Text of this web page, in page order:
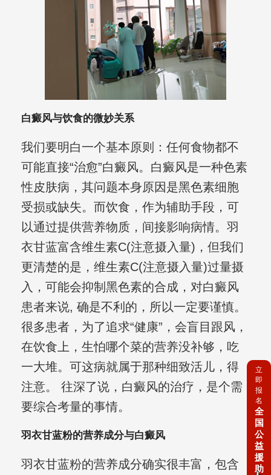
白癜风与饮食的微妙关系
我们要明白一个基本原则：任何食物都不
可能直接“治愈”白癜风。白癜风是一种色素
性皮肤病，其问题本身原因是黑色素细胞
受损或缺失。而饮食，作为辅助手段，可
以通过提供营养物质，间接影响病情。羽
衣甘蓝富含维生素C(注意摄入量)，但我们
更清楚的是，维生素C(注意摄入量)过量摄
入，可能会抑制黑色素的合成，对白癜风
患者来说, 确是不利的，所以一定要谨慎。
很多患者，为了追求“健康”，会盲目跟风，
在饮食上，生怕哪个菜的营养没补够，吃
一大堆。可这病就属于那种细致活儿，得
注意。 往深了说，白癜风的治疗，是个需
要综合考量的事情。
羽衣甘蓝粉的营养成分与白癜风
羽衣甘蓝粉的营养成分确实很丰富，包含
立
即
报
名
全
国
公
益
援
助